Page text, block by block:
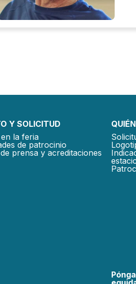
Y SOLICITUD
la feria
de patrocinio
prensa y acreditaciones